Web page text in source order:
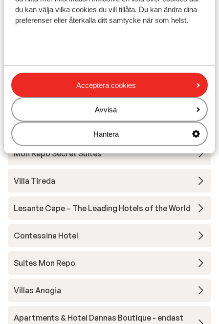
du kan välja vilka cookies du vill tillåta. Du kan ändra dina
preferenser eller återkalla ditt samtycke när som helst.
Acceptera cookies
Avvisa
Hantera
Avstånd till flygplats ca 1 km
Avstånd till busshållplats ca 150 m
Närmaste restaurang ca 200 m
Andra boenden i Zakynthos
Avra Suites & Apartments
Mon Repo Secret Suites
Villa Tireda
Lesante Cape – The Leading Hotels of the World
Contessina Hotel
Suites Mon Repo
Villas Anogia
Apartments & Hotel Dannas Boutique - endast